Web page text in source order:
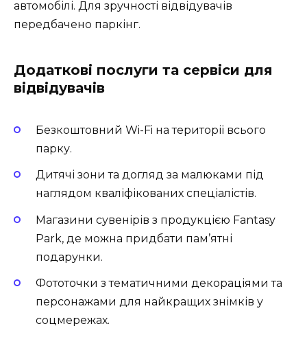
автомобілі. Для зручності відвідувачів
передбачено паркінг.
Додаткові послуги та сервіси для
відвідувачів
Безкоштовний Wi-Fi на території всього
парку.
Дитячі зони та догляд за малюками під
наглядом кваліфікованих спеціалістів.
Магазини сувенірів з продукцією Fantasy
Park, де можна придбати пам’ятні
подарунки.
Фототочки з тематичними декораціями та
персонажами для найкращих знімків у
соцмережах.